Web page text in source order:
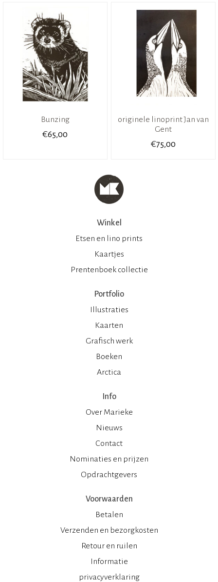
Bunzing
€65,00
originele linoprint Jan van
Gent
€75,00
Winkel
Etsen en lino prints
Kaartjes
Prentenboek collectie
Portfolio
Illustraties
Kaarten
Grafisch werk
Boeken
Arctica
Info
Over Marieke
Nieuws
Contact
Nominaties en prijzen
Opdrachtgevers
Voorwaarden
Betalen
Verzenden en bezorgkosten
Retour en ruilen
Informatie
privacyverklaring